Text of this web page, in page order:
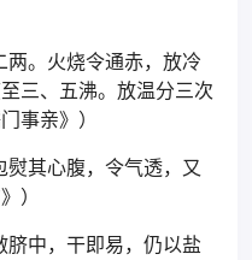
。火烧令通赤，放冷
三、五沸。放温分三次
事亲》）
其心腹，令气透，又
）
中，干即易，仍以盐